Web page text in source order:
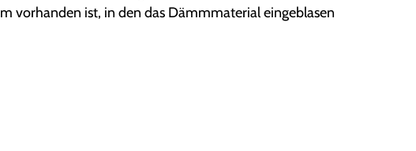
vorhanden ist, in den das Dämmmaterial eingeblasen